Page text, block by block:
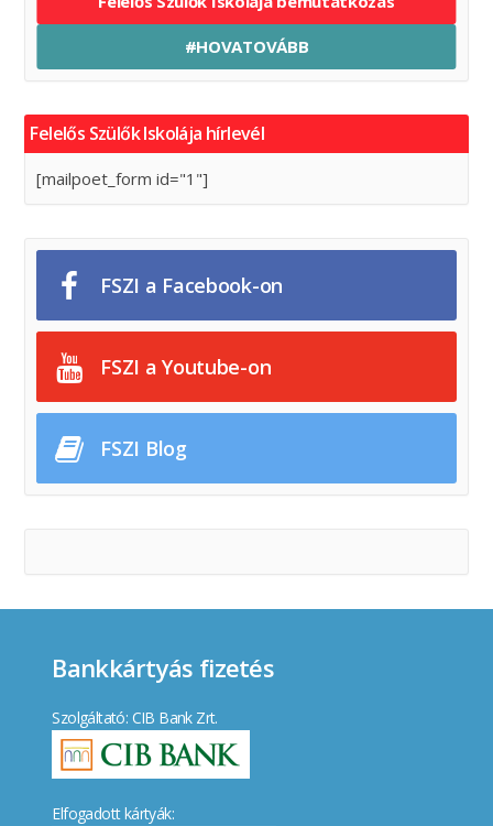
#HOVATOVÁBB
Felelős Szülők Iskolája hírlevél
[mailpoet_form id="1"]
FSZI a Facebook-on
FSZI a Youtube-on
FSZI Blog
Bankkártyás fizetés
Szolgáltató: CIB Bank Zrt.
Elfogadott kártyák: